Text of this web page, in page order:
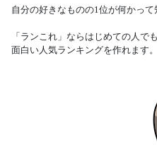
自分の好きなものの1位が何かっ
「ランこれ」ならはじめての人でも
面白い人気ランキングを作れます。